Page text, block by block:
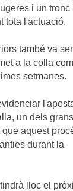
i un tronc
tota l'actuació.
també va
a la colla
setmanes.
un dels
aquest
durant la
lloc el